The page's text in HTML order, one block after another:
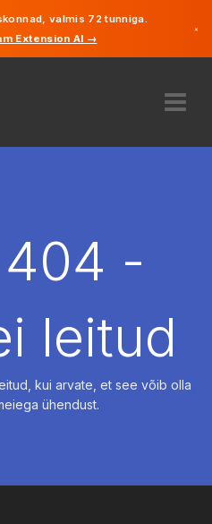
valmis 72 tunniga.
Extension AI →
×
-
leitud
kui arvate, et see võib olla
ühendust.